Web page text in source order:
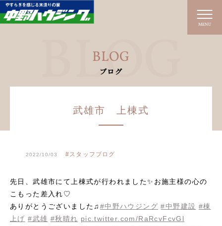
MENU
BLOG
ブログ
武雄市 上棟式
2022/10/03 #スタッフブログ
先日、武雄市にて上棟式が行われました✨お施主様の心の
こもった差入れ♡
ありがとうございました♫ #中野ハウジング #中野建設 #棟
上げ #武雄 #秋晴れ pic.twitter.com/RaRcvFcvGl